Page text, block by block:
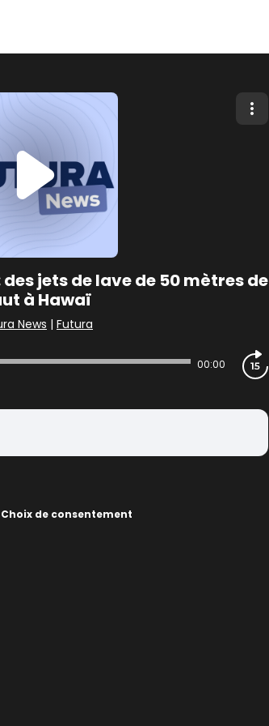
jets de lave de 50 mètres de
à Hawaï
News | Futura
00:00
Choix de consentement